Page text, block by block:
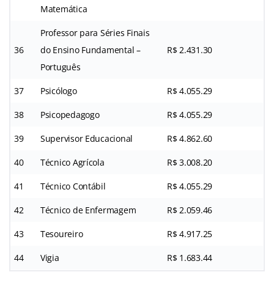
Matemática
36
Professor para Séries Finais
do Ensino Fundamental –
Português
R$ 2.431.30
37 Psicólogo R$ 4.055.29
38 Psicopedagogo R$ 4.055.29
39 Supervisor Educacional R$ 4.862.60
40 Técnico Agrícola R$ 3.008.20
41 Técnico Contábil R$ 4.055.29
42 Técnico de Enfermagem R$ 2.059.46
43 Tesoureiro R$ 4.917.25
44 Vigia R$ 1.683.44